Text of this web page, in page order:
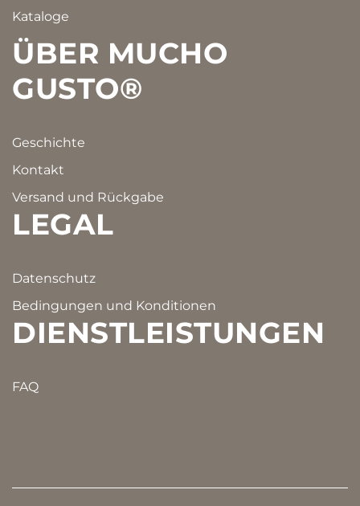
Kataloge
ÜBER MUCHO
GUSTO®
Geschichte
Kontakt
Versand und Rückgabe
LEGAL
Datenschutz
Bedingungen und Konditionen
DIENSTLEISTUNGEN
FAQ